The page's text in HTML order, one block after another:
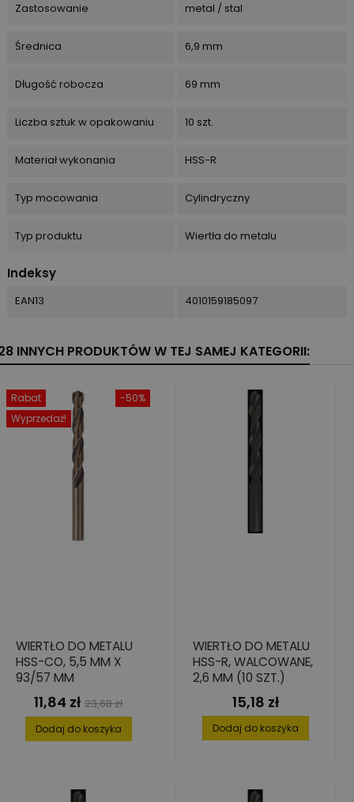
Zastosowanie metal / stal
Średnica 6,9 mm
Długość robocza 69 mm
Liczba sztuk w opakowaniu 10 szt.
Materiał wykonania HSS-R
Typ mocowania Cylindryczny
Typ produktu Wiertła do metalu
Indeksy
EAN13 4010159185097
INNYCH PRODUKTÓW W TEJ SAMEJ KATEGORII:
-50%
Rabat
Wyprzedaż!
WIERTŁO DO METALU
HSS-CO, 5,5 MM X
93/57 MM
Cena
11,84 zł Cena
podstawowa
23,68 zł
Dodaj do koszyka
WIERTŁO DO METALU
HSS-R, WALCOWANE,
2,6 MM (10 SZT.)
Cena
15,18 zł
Dodaj do koszyka